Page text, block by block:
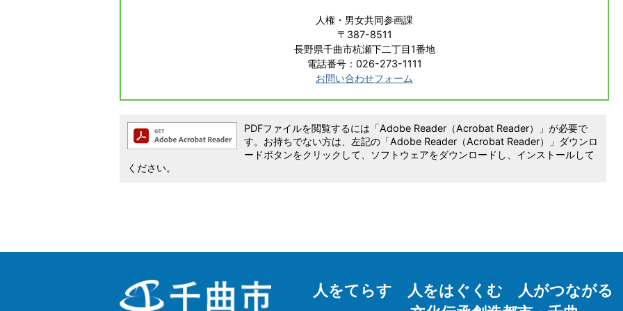
人権・男女共同参画課
〒387-8511
長野県千曲市杭瀬下二丁目1番地
電話番号：026-273-1111
お問い合わせフォーム
PDFファイルを閲覧するには「Adobe Reader（Acrobat Reader）」が必要で
す。お持ちでない方は、左記の「Adobe Reader（Acrobat Reader）」ダウンロ
ードボタンをクリックして、ソフトウェアをダウンロードし、インストールして
ください。
千
曲
人をてらす 人をはぐくむ 人がつながる